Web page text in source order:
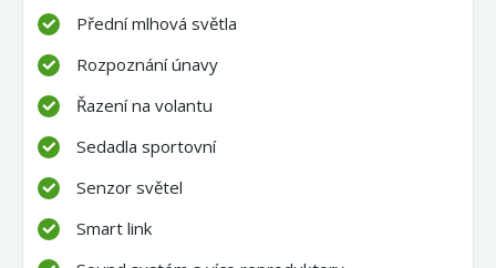
Přední mlhová světla
Rozpoznání únavy
Řazení na volantu
Sedadla sportovní
Senzor světel
Smart link